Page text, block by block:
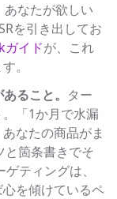
なたが欲しい
を引き出してお
ガイドが、これ
。
ること。 ター
「1か月で水漏
なたの商品がま
と箇条書きでそ
ティングは、
を傾けているペ